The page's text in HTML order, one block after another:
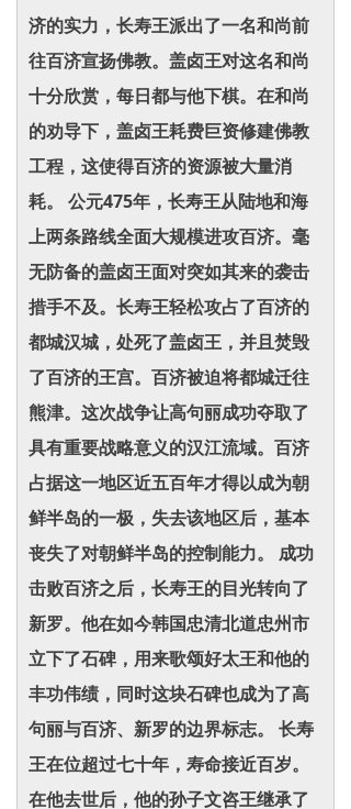
济的实力，长寿王派出了一名和尚前
往百济宣扬佛教。盖卤王对这名和尚
十分欣赏，每日都与他下棋。在和尚
的劝导下，盖卤王耗费巨资修建佛教
工程，这使得百济的资源被大量消
耗。 公元475年，长寿王从陆地和海
上两条路线全面大规模进攻百济。毫
无防备的盖卤王面对突如其来的袭击
措手不及。长寿王轻松攻占了百济的
都城汉城，处死了盖卤王，并且焚毁
了百济的王宫。百济被迫将都城迁往
熊津。这次战争让高句丽成功夺取了
具有重要战略意义的汉江流域。百济
占据这一地区近五百年才得以成为朝
鲜半岛的一极，失去该地区后，基本
丧失了对朝鲜半岛的控制能力。 成功
击败百济之后，长寿王的目光转向了
新罗。他在如今韩国忠清北道忠州市
立下了石碑，用来歌颂好太王和他的
丰功伟绩，同时这块石碑也成为了高
句丽与百济、新罗的边界标志。 长寿
王在位超过七十年，寿命接近百岁。
在他去世后，他的孙子文咨王继承了